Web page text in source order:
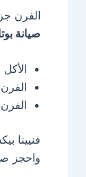
الفرن
صيانة
فنيينا
واحجز